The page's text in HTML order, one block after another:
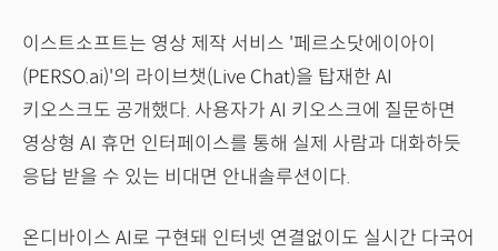
이스트소프트는 영상 제작 서비스 '페르소닷에이아이
(PERSO.ai)'의 라이브챗(Live Chat)을 탑재한 AI
키오스크도 공개했다. 사용자가 AI 키오스크에 질문하면
영상형 AI 휴먼 인터페이스를 통해 실제 사람과 대화하듯
응답 받을 수 있는 비대면 안내솔루션이다.
온디바이스 AI로 구현돼 인터넷 연결없이도 실시간 다국어